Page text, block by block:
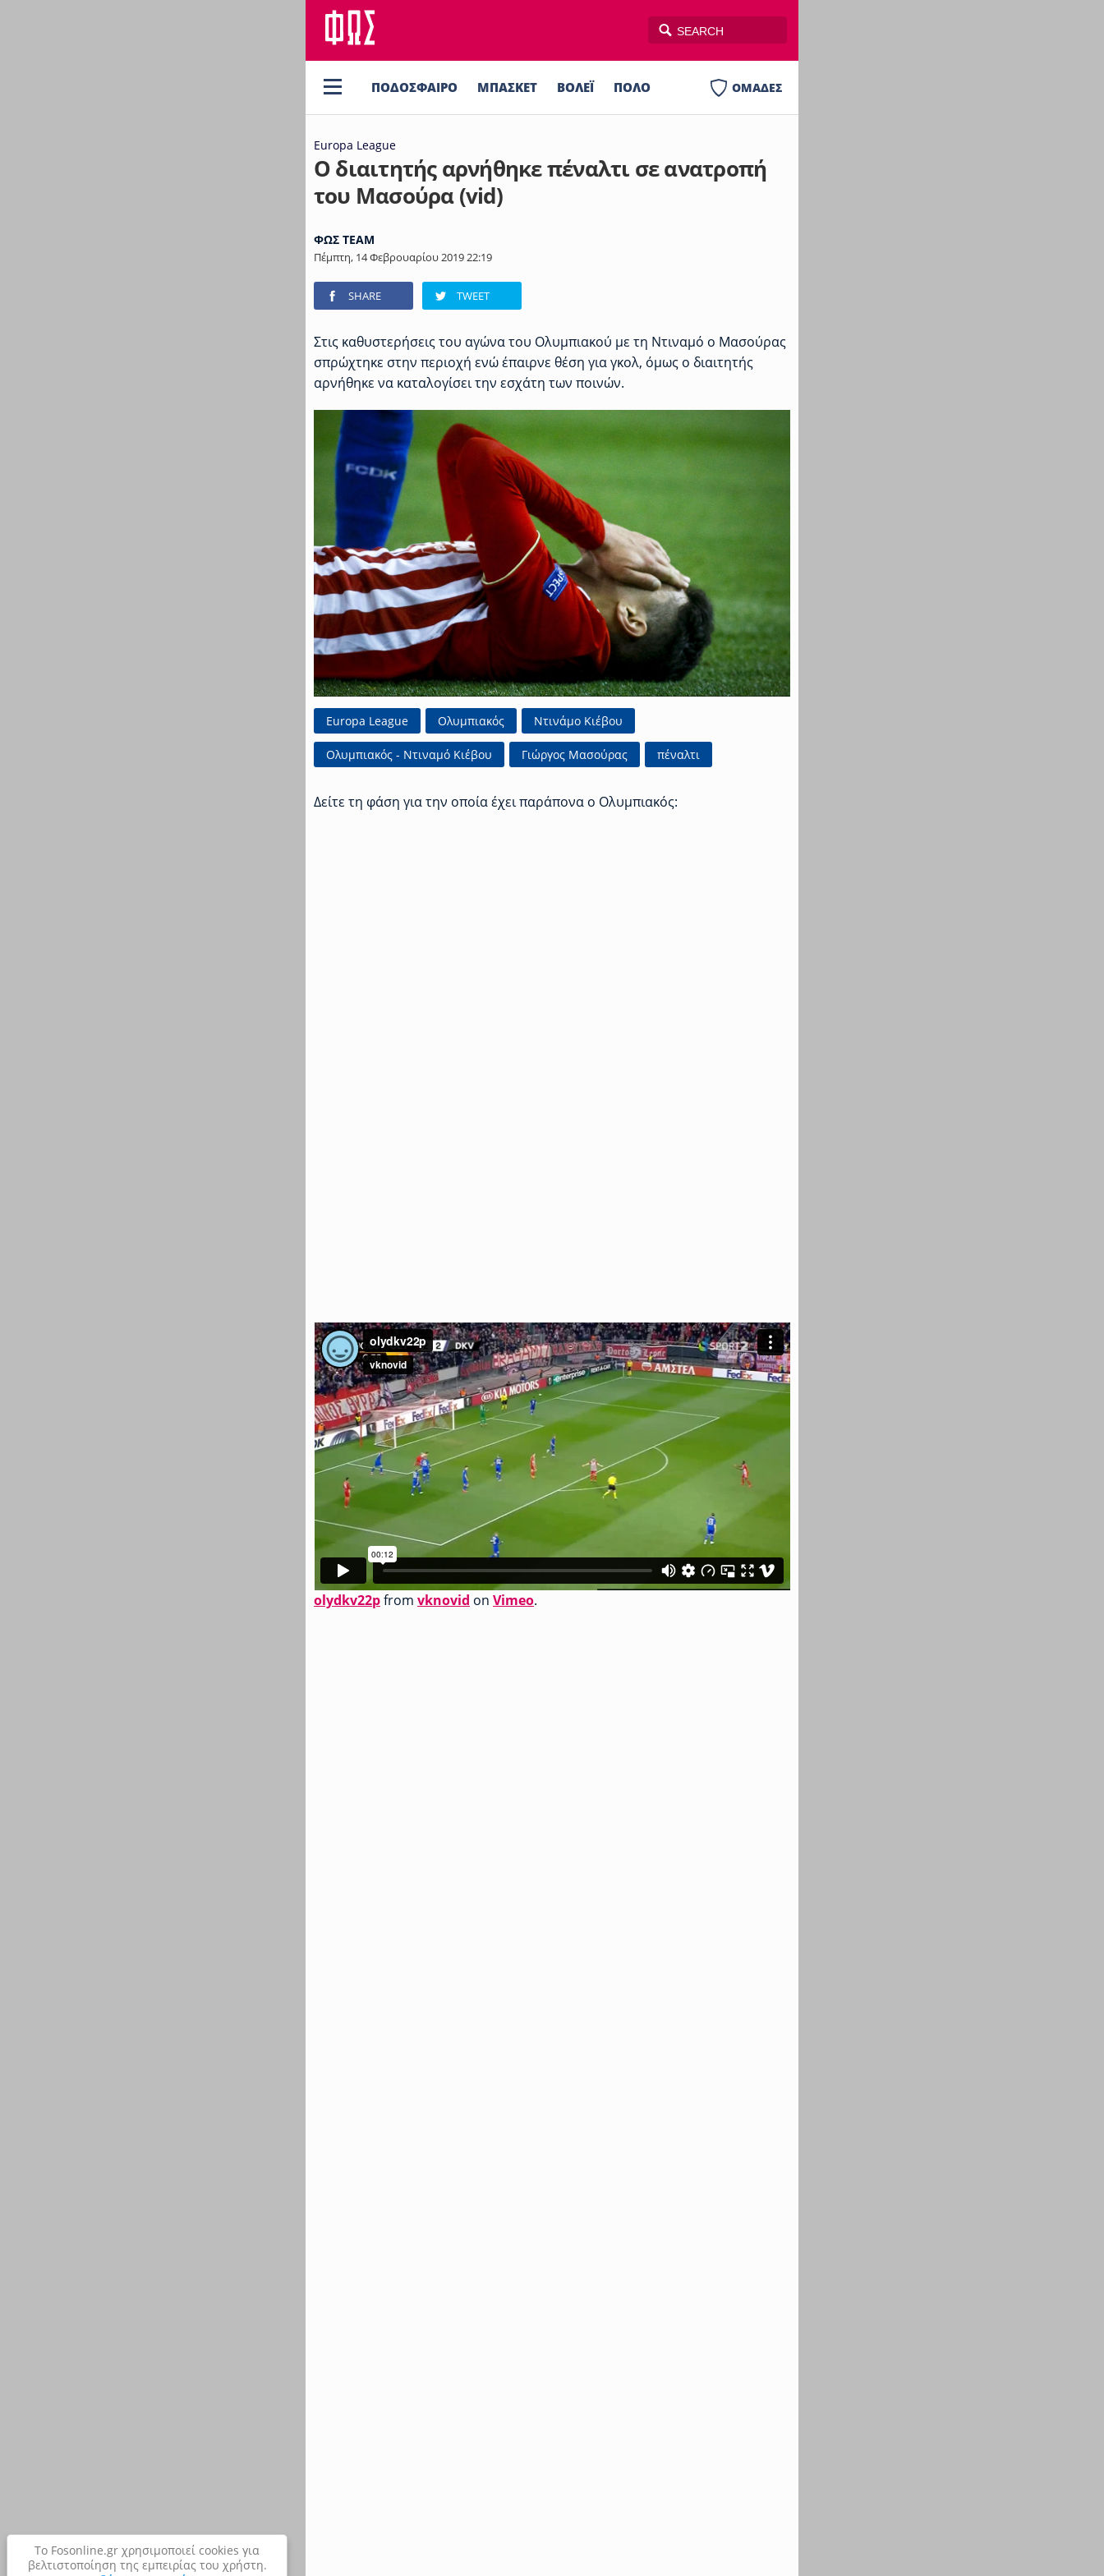
ΟΜΑΔΕΣ
ΠΟΔΟΣΦΑΙΡΟ ΜΠΑΣΚΕΤ ΒΟΛΕΪ ΠΟΛΟ
ΣΠΟΡ
Europa League
Ο διαιτητής αρνήθηκε πέναλτι σε ανατροπή
του Μασούρα (vid)
ΦΩΣ TEAM
Πέμπτη, 14 Φεβρουαρίου 2019 22:19
SHARE TWEET
Στις καθυστερήσεις του αγώνα του Ολυμπιακού με τη Ντιναμό ο Μασούρας
σπρώχτηκε στην περιοχή ενώ έπαιρνε θέση για γκολ, όμως ο διαιτητής
αρνήθηκε να καταλογίσει την εσχάτη των ποινών.
Europa League Ολυμπιακός Ντινάμο Κιέβου
Ολυμπιακός - Ντιναμό Κιέβου Γιώργος Μασούρας πέναλτι
Δείτε τη φάση για την οποία έχει παράπονα ο Ολυμπιακός:
olydkv22pfrom vknovid on Vimeo.
Το Fosonline.gr χρησιμοποιεί cookies για
βελτιστοποίηση της εμπειρίας του χρήστη.